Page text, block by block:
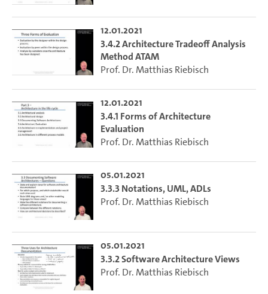
12.01.2021
3.4.2 Architecture Tradeoff Analysis
Method ATAM
Prof. Dr. Matthias Riebisch
12.01.2021
3.4.1 Forms of Architecture
Evaluation
Prof. Dr. Matthias Riebisch
05.01.2021
3.3.3 Notations, UML, ADLs
Prof. Dr. Matthias Riebisch
05.01.2021
3.3.2 Software Architecture Views
Prof. Dr. Matthias Riebisch